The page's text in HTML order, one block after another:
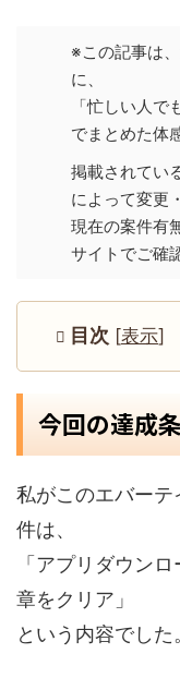
※この記事は
に、
「忙しい人
でまとめた体
掲載されてい
によって変更
現在の案件有
サイトでご確
目次 [表示]
今回の達成
私がこのエバー
件は、
「アプリダウン
章をクリア」
という内容でした